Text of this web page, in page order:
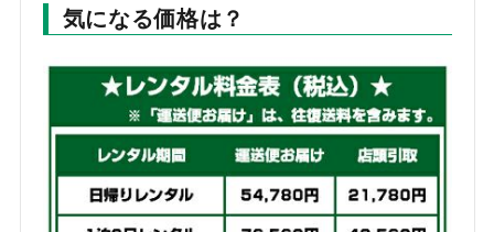
気になる価格は？